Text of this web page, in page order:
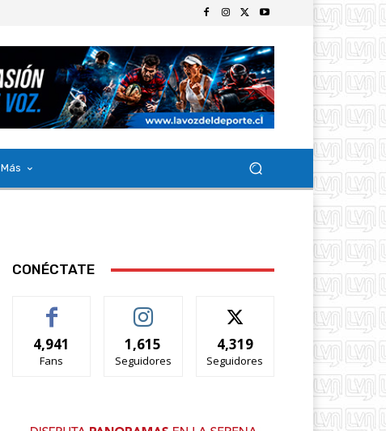
Más
CONÉCTATE
4,941
Fans
1,615
Seguidores
4,319
Seguidores